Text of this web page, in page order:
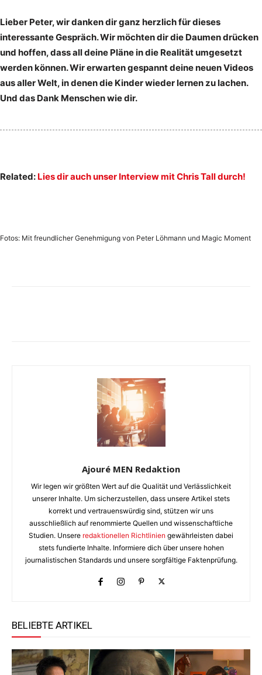
Lieber Peter, wir danken dir ganz herzlich für dieses
interessante Gespräch. Wir möchten dir die Daumen drücken
und hoffen, dass all deine Pläne in die Realität umgesetzt
werden können. Wir erwarten gespannt deine neuen Videos
aus aller Welt, in denen die Kinder wieder lernen zu lachen.
Und das Dank Menschen wie dir.
Related: Lies dir auch unser Interview mit Chris Tall durch!
Fotos: Mit freundlicher Genehmigung von Peter Löhmann und Magic Moment
Ajouré MEN Redaktion
Wir legen wir größten Wert auf die Qualität und Verlässlichkeit
unserer Inhalte. Um sicherzustellen, dass unsere Artikel stets
korrekt und vertrauenswürdig sind, stützen wir uns
ausschließlich auf renommierte Quellen und wissenschaftliche
Studien. Unsere redaktionellen Richtlinien gewährleisten dabei
stets fundierte Inhalte. Informiere dich über unsere hohen
journalistischen Standards und unsere sorgfältige Faktenprüfung.
BELIEBTE ARTIKEL